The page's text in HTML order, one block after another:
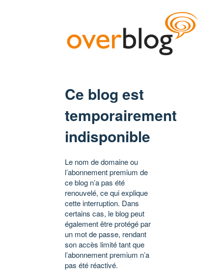
Ce blog est
temporairement
indisponible
Le nom de domaine ou
l’abonnement premium de
ce blog n’a pas été
renouvelé, ce qui explique
cette interruption. Dans
certains cas, le blog peut
également être protégé par
un mot de passe, rendant
son accès limité tant que
l’abonnement premium n’a
pas été réactivé.